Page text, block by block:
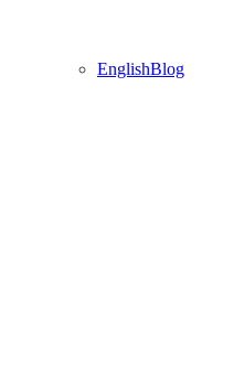
EnglishBlog